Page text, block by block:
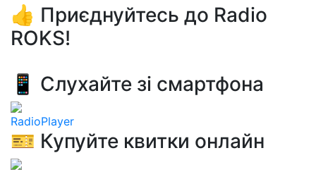
👍 Приєднуйтесь до Radio
ROKS!
📱 Слухайте зі смартфона
RadioPlayer
🎫 Купуйте квитки онлайн